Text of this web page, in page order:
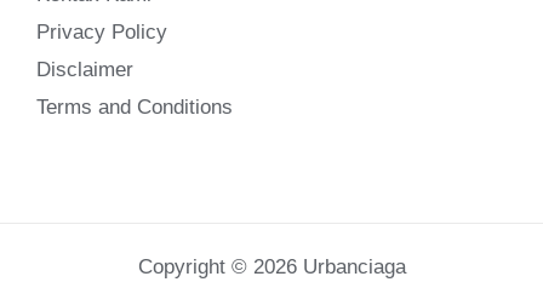
Privacy Policy
Disclaimer
Terms and Conditions
Copyright © 2026 Urbanciaga